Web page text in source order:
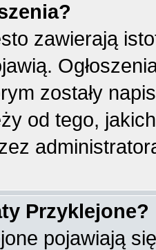
zawierają
zostały
od tego,
Przyklejone?
pojawiają